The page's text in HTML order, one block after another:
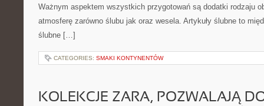
Ważnym aspektem wszystkich przygotowań są dodatki rodzaju
atmosferę zarówno ślubu jak oraz wesela. Artykuły ślubne to
ślubne […]
CATEGORIES: SMAKI KONTYNENTÓW
KOLEKCJE ZARA, POZWALAJĄ